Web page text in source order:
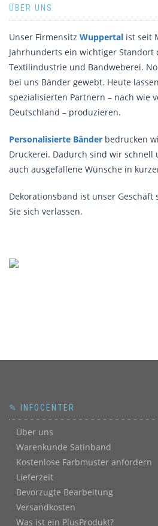
ÜBER UNS
Unser Firmensitz Wuppertal ist seit
Jahrhunderts ein wichtiger Standort
Textilindustrie und Bandweberei.
bei uns Bänder gewebt. Heute
spezialisierten Partnern – nach wie
Deutschland – produzieren.
Personalisierte Bänder bedrucken
Druckerei. Dadurch sind wir schnell
auch ausgefallene Wünsche in
Dekorationsband ist unser Geschäft
Sie sich verlassen.
✎ INFOCENTER
Über uns
Warenkunde Satinband
Kostenlose Farbmuster anfordern
Lieferzeit
Bevorzugte Bearbeitung
Versandkosten
Was ist ein PlusProdukt?